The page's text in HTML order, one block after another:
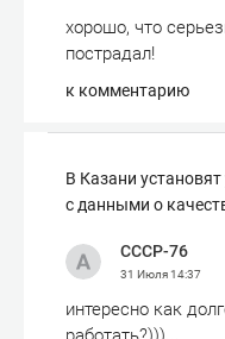
хорошо, что
пострадал!
к комментарию
В Казани
с данными о
СССР-76
31 Июля14:37
интересно как